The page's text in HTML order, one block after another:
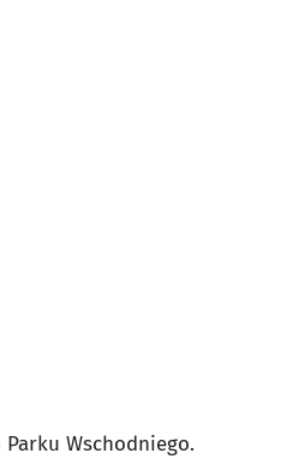
Wschodniego.